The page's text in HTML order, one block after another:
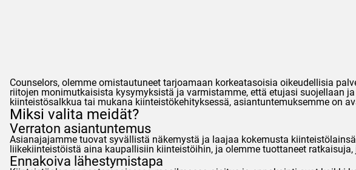
Counselors, olemme omistautuneet tarjoamaan korkeatasoisia oikeudellisia
riitojen monimutkaisista kysymyksistä ja varmistamme, että etujasi suojellaan
kiinteistösalkkua tai mukana kiinteistökehityksessä, asiantuntemuksemme on
Miksi valita meidät?
Verraton asiantuntemus
Asianajajamme tuovat syvällistä näkemystä ja laajaa kokemusta
liikekiinteistöistä aina kaupallisiin kiinteistöihin, ja olemme tuottaneet
Ennakoiva lähestymistapa